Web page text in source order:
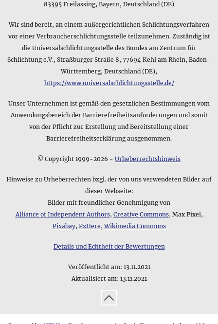
83395 Freilassing, Bayern, Deutschland (DE)
Wir sind bereit, an einem außergerichtlichen Schlichtungsverfahren
vor einer Verbraucherschlichtungsstelle teilzunehmen. Zuständig ist
die Universalschlichtungsstelle des Bundes am Zentrum für
Schlichtung e.V., Straßburger Straße 8, 77694 Kehl am Rhein, Baden-
Württemberg, Deutschland (DE),
https://www.universalschlichtungsstelle.de/
Unser Unternehmen ist gemäß den gesetzlichen Bestimmungen vom
Anwendungsbereich der Barrierefreiheitsanforderungen und somit
von der Pflicht zur Erstellung und Bereitstellung einer
Barrierefreiheitserklärung ausgenommen.
© Copyright 1999-2026 - Urheberrechtshinweis
Hinweise zu Urheberrechten bzgl. der von uns verwendeten Bilder auf
dieser Webseite:
Bilder mit freundlicher Genehmigung von
Alliance of Independent Authors, Creative Commons, Max Pixel,
Pixabay, PxHere,Wikimedia Commons
Details und Echtheit der Bewertungen
Veröffentlicht am: 13.11.2021
Aktualisiert am: 13.11.2021
↑